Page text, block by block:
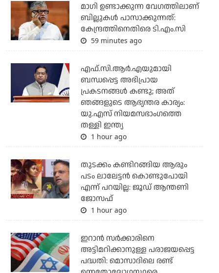
മാഗി ഉണ്ടാക്കുന്ന വേഗത്തിലാണ്
ബില്ലുകള്‍ പാസാക്കുന്നത്:
കേന്ദ്രത്തിനെതിരെ ടി.എം.സി
59 minutes ago
എഫ്.സി.ആര്‍.എയുമായി
ബന്ധപ്പെട്ട അഭിപ്രായ
പ്രകടനങ്ങള്‍ കണ്ടു; അത്
ഞങ്ങളുടെ ആഭ്യന്തര കാര്യം:
യു.എസ് നിയമസഭാംഗത്തെ
തള്ളി ഇന്ത്യ
1 hour ago
തുടക്കം കണ്ടിറങ്ങിയ ആരും
പടം ലാലേട്ടൻ കൊണ്ടുപോയി
എന്ന് പറയില്ല: ജൂഡ് ആന്തണി
ജോസഫ്
1 hour ago
ഇറാന്‍ സര്‍ക്കാരിനെ
അട്ടിമറിക്കാനുള്ള പരാജയപ്പെട്ട
പദ്ധതി: മൊസാദിലെ രണ്ട്